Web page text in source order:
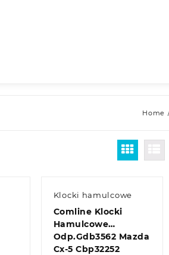
Home
Klocki hamulcowe
Comline Klocki
Hamulcowe
Odp.Gdb3562 Mazda
Cx-5 Cbp32252